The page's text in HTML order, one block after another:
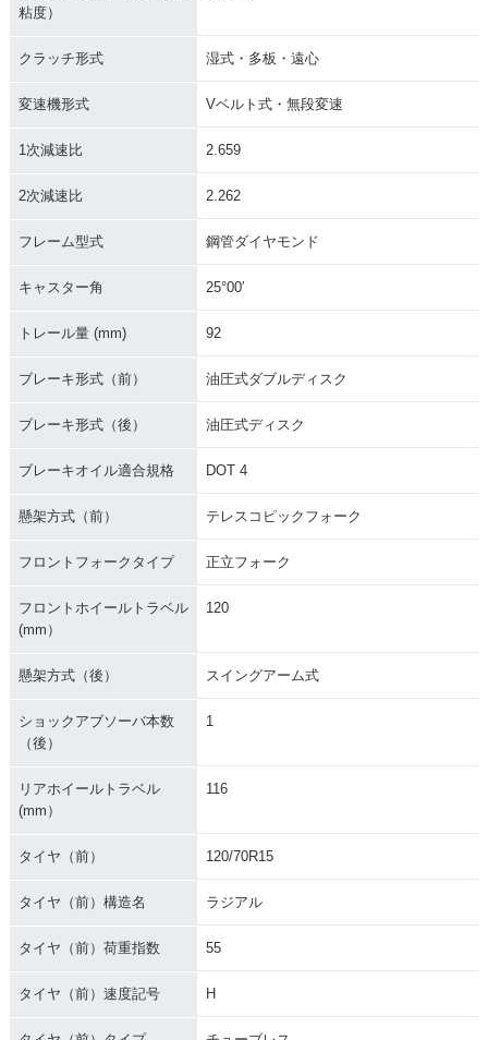
粘度）
クラッチ形式 湿式・多板・遠心
変速機形式 Vベルト式・無段変速
1次減速比 2.659
2次減速比 2.262
フレーム型式 鋼管ダイヤモンド
キャスター角 25°00′
トレール量 (mm) 92
ブレーキ形式（前） 油圧式ダブルディスク
ブレーキ形式（後） 油圧式ディスク
ブレーキオイル適合規格 DOT 4
懸架方式（前） テレスコピックフォーク
フロントフォークタイプ 正立フォーク
フロントホイールトラベル
(mm）
120
懸架方式（後） スイングアーム式
ショックアブソーバ本数
（後）
1
リアホイールトラベル
(mm）
116
タイヤ（前） 120/70R15
タイヤ（前）構造名 ラジアル
タイヤ（前）荷重指数 55
タイヤ（前）速度記号 H